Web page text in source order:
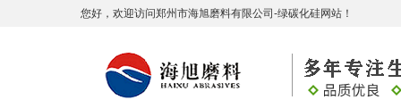
您好，欢迎访问郑州市海旭磨料有限公司-绿碳化硅网站！